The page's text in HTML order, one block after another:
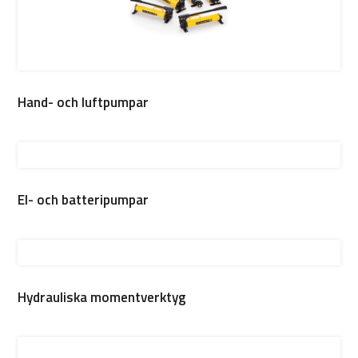
Hand- och luftpumpar
El- och batteripumpar
Hydrauliska momentverktyg